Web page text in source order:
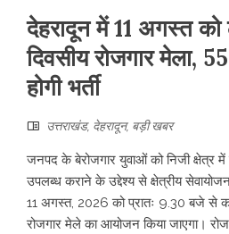
​देहरादून में 11 अगस्त
दिवसीय रोजगार मेला,
होगी भर्ती
उत्तराखंड, देहरादून, बड़ी खबर
जनपद के बेरोजगार युवाओं को निजी क्षेत्र
उपलब्ध कराने के उद्देश्य से क्षेत्रीय सेवायोजन
11 अगस्त, 2026 को प्रातः 9.30 बजे से
रोजगार मेले का आयोजन किया जाएगा।